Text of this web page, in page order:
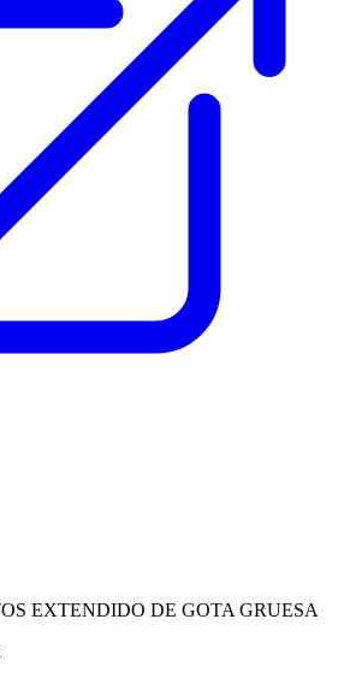
EXTENDIDO DE GOTA GRUESA